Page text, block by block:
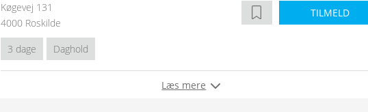
Køgevej 131
4000 Roskilde
3 dage
Daghold
TILMELD
Læs mere